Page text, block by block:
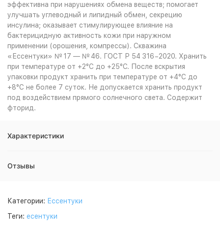
эффективна при нарушениях обмена веществ; помогает
улучшать углеводный и липидный обмен, секрецию
инсулина; оказывает стимулирующее влияние на
бактерицидную активность кожи при наружном
применении (орошения, компрессы). Скважина
«Ессентуки» № 17 — № 46. ГОСТ Р 54 316−2020. Хранить
при температуре от +2°С до +25°С. После вскрытия
упаковки продукт хранить при температуре от +4°С до
+8°С не более 7 суток. Не допускается хранить продукт
под воздействием прямого солнечного света. Содержит
фторид.
Характеристики
Отзывы
Категории: Ессентуки
Теги: есентуки